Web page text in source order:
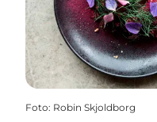
Foto: Robin Skjoldborg